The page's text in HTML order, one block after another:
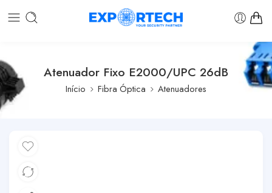
Atenuador Fixo E2000/UPC 26dB
Início Fibra Óptica Atenuadores